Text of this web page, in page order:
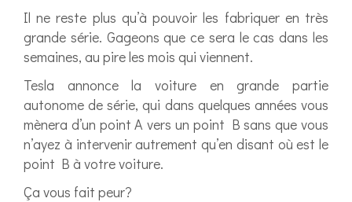
Il ne reste plus qu’à pouvoir les fabriquer en très
grande série. Gageons que ce sera le cas dans les
semaines, au pire les mois qui viennent.
Tesla annonce la voiture en grande partie
autonome de série, qui dans quelques années vous
mènera d’un point A vers un point B sans que vous
n’ayez à intervenir autrement qu’en disant où est le
point B à votre voiture.
Ça vous fait peur?